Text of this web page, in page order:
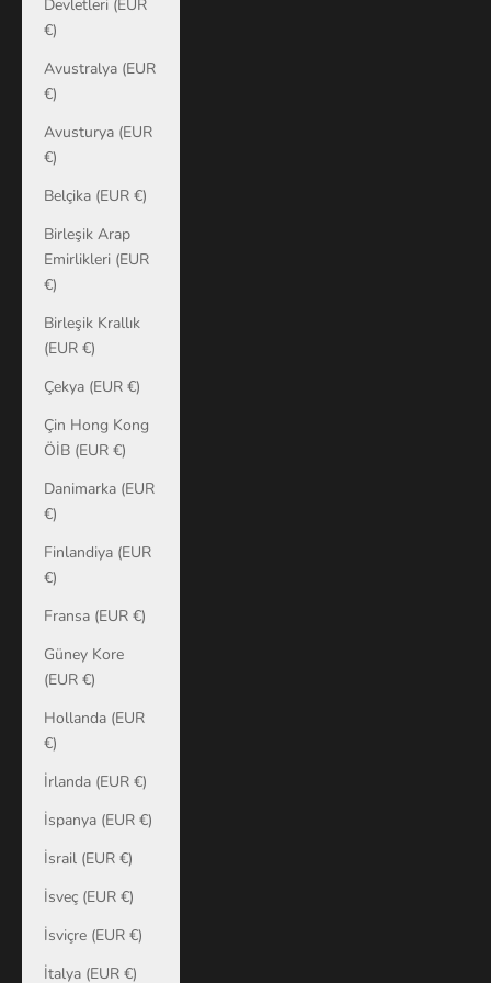
Devletleri (EUR
€)
Avustralya (EUR
€)
Avusturya (EUR
€)
Belçika (EUR €)
Birleşik Arap
Emirlikleri (EUR
€)
Birleşik Krallık
(EUR €)
Çekya (EUR €)
Çin Hong Kong
ÖİB (EUR €)
Danimarka (EUR
€)
Finlandiya (EUR
€)
Fransa (EUR €)
Güney Kore
(EUR €)
Hollanda (EUR
€)
İrlanda (EUR €)
İspanya (EUR €)
İsrail (EUR €)
İsveç (EUR €)
İsviçre (EUR €)
İtalya (EUR €)